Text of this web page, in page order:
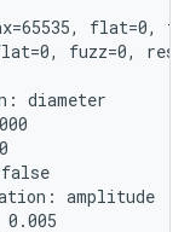
flat=0,
fuzz=0,
diameter
amplitude
0.005